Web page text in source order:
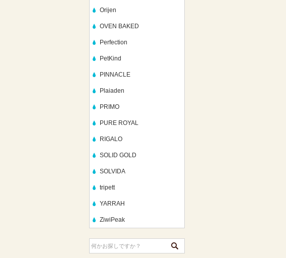
Orijen
OVEN BAKED
Perfection
PetKind
PINNACLE
Plaiaden
PRIMO
PURE ROYAL
RIGALO
SOLID GOLD
SOLVIDA
tripett
YARRAH
ZiwiPeak